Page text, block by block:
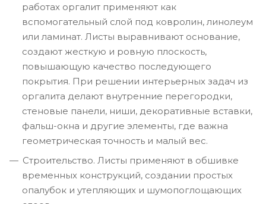
работах оргалит применяют как
вспомогательный слой под ковролин, линолеум
или ламинат. Листы выравнивают основание,
создают жесткую и ровную плоскость,
повышающую качество последующего
покрытия. При решении интерьерных задач из
оргалита делают внутренние перегородки,
стеновые панели, ниши, декоративные вставки,
фальш-окна и другие элементы, где важна
геометрическая точность и малый вес.
Строительство. Листы применяют в обшивке
временных конструкций, создании простых
опалубок и утепляющих и шумопоглощающих